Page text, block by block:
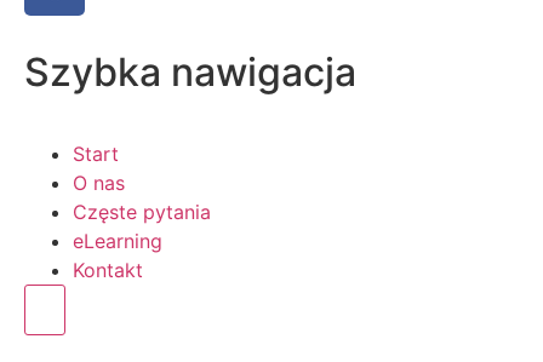
Szybka nawigacja
Start
O nas
Częste pytania
eLearning
Kontakt